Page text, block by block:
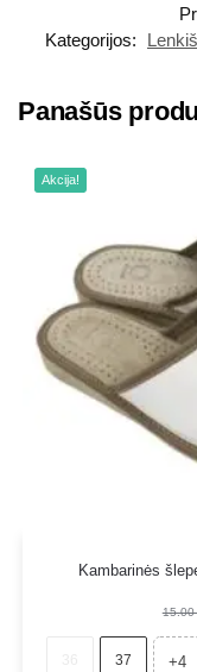
Kategorijos:
Panašūs
Akcija!
Kambarinės
15.00
37 +4